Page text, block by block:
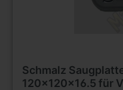
Schmalz
120x120x16.5 für